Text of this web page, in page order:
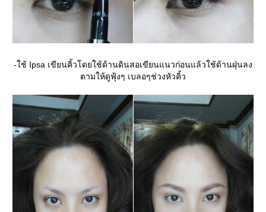
-ใช้ Ipsa เขียนคิ้วโดยใช้ด้านดินสอเขียนแนวก่อนแล้วใช้ด้านฝุ่นลง
ตามให้ดูฟุ้งๆ เบลอๆช่วงหัวคิ้ว